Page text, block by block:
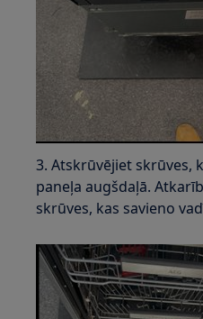
3. Atskrūvējiet skrūves,
paneļa augšdaļā.
skrūves, kas savieno